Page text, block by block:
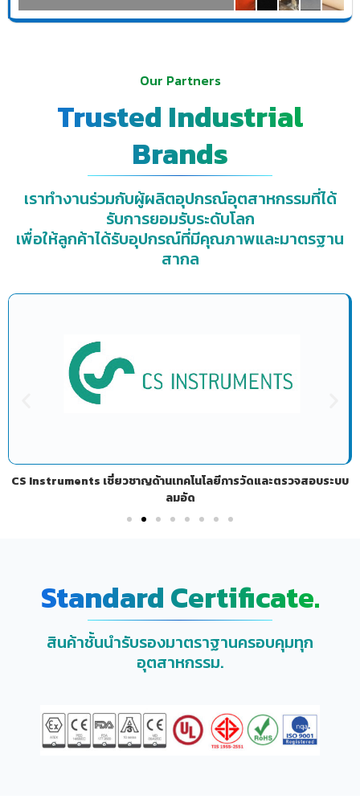
Our Partners
Trusted Industrial
Brands
เราทำงานร่วมกับผู้ผลิตอุปกรณ์อุตสาหกรรมที่ได้
รับการยอมรับระดับโลก
เพื่อให้ลูกค้าได้รับอุปกรณ์ที่มีคุณภาพและมาตรฐาน
สากล
CS Instruments เชี่ยวชาญด้านเทคโนโลยีการวัดและตรวจสอบระบบ
ลมอัด
Standard Certificate.
สินค้าชั้นนำรับรองมาตราฐานครอบคุมทุก
อุตสาหกรรม.